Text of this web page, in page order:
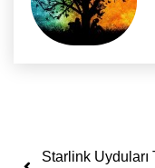
Yazı
Starlink